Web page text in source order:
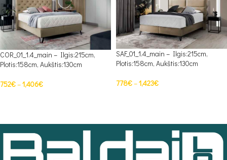
COR_01_1.4_main – Ilgis:215cm,
Plotis:158cm, Aukštis:130cm
752€–1,406€
SAF_01_1.4_main – Ilgis:215cm,
Plotis:158cm, Aukštis:130cm
778€–1,423€